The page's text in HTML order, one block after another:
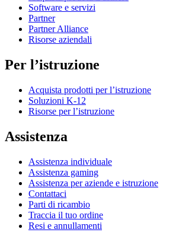
Software e servizi
Partner
Partner Alliance
Risorse aziendali
Per l’istruzione
Acquista prodotti per l’istruzione
Soluzioni K-12
Risorse per l’istruzione
Assistenza
Assistenza individuale
Assistenza gaming
Assistenza per aziende e istruzione
Contattaci
Parti di ricambio
Traccia il tuo ordine
Resi e annullamenti